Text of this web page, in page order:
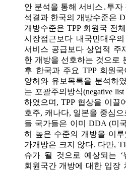
안 분석을 통해 서비스․투
석결과 한국의 개방수준은
개방수준은 TPP 회원국 전
시장접근보다 내국민대우
서비스 공급보다 상업적 주
한 개방을 선호하는 것으로
후 한국과 주요 TPP 회원
양허와 유보목록을 분석하
는 포괄주의방식(negative
하였으며, TPP 협상을 이끌
호주, 캐나다, 일본을 중심
들 국가들은 이미 DDA (미
히 높은 수준의 개방을 이
가개방은 크지 않다. 다만,
슈가 될 것으로 예상되는 ‘
회원국간 개방에 대한 입장